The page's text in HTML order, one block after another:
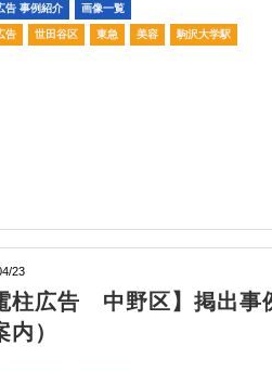
告 事例紹介 画像一覧
告 世田谷区 東急 美容 駒沢大学駅
23
柱広告 中野区】掲出
内）